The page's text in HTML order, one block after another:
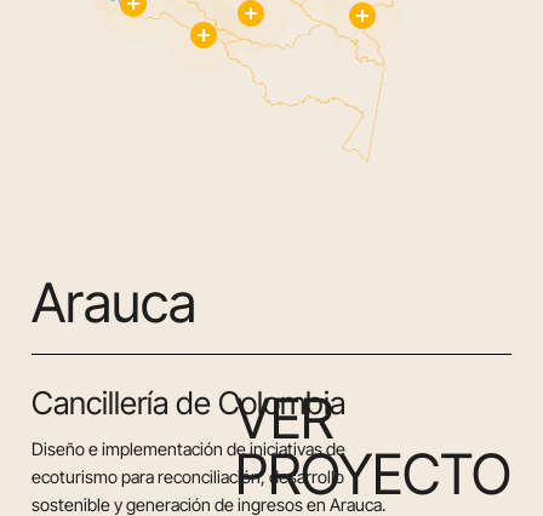
Arauca
Cancillería de Colombia
Diseño e implementación de iniciativas de
ecoturismo para reconciliación, desarrollo
sostenible y generación de ingresos en Arauca.
VER
PROYECTO